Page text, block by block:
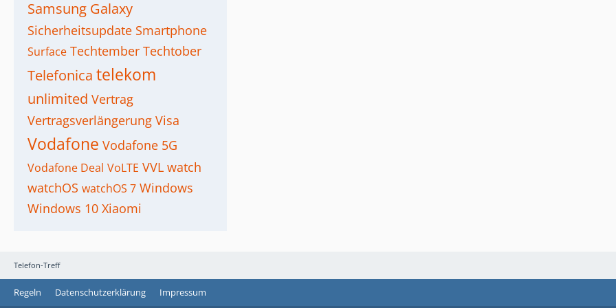
Telefon-Treff
Samsung Galaxy
Sicherheitsupdate Smartphone
Surface Techtember Techtober
Telefonica telekom
unlimited Vertrag
Vertragsverlängerung Visa
Vodafone Vodafone 5G
Vodafone Deal VoLTE VVL watch
watchOS watchOS 7 Windows
Windows 10 Xiaomi
Regeln Datenschutzerklärung Impressum